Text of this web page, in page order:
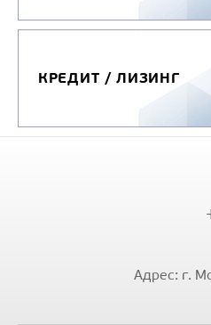
МАШИНА
КРЕДИТ / ЛИЗИНГ
Адрес: г.